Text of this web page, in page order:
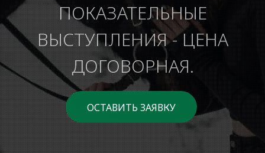
ПОКАЗАТЕЛЬНЫЕ
ВЫСТУПЛЕНИЯ - ЦЕНА
ДОГОВОРНАЯ.
ОСТАВИТЬ ЗАЯВКУ